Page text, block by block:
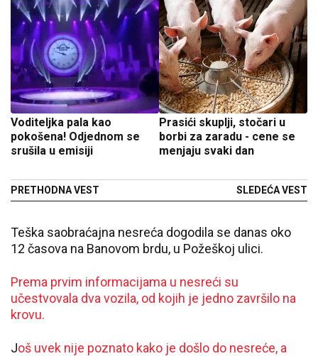
Voditeljka pala kao
pokošena! Odjednom se
srušila u emisiji
PRETHODNA VEST
Prasići skuplji, stočari u
borbi za zaradu - cene se
menjaju svaki dan
SLEDEĆA VEST
Teška saobraćajna nesreća dogodila se danas oko
12 časova na Banovom brdu, u Požeškoj ulici.
Prema prvim informacijama u nesreći su
učestvovala dva vozila, od kojih je jedno završilo na
krovu.
Još uvek nije poznato kako je došlo do nesreće, a